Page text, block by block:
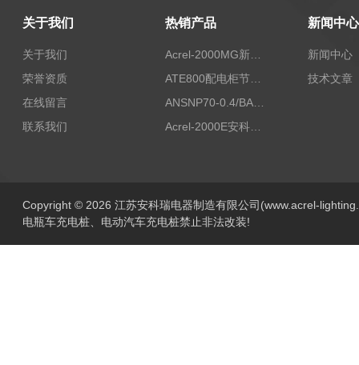
关于我们
关于我们
荣誉资质
在线留言
联系我们
热销产品
Acrel-2000MG新能源消纳安科瑞微电网能量管理系统
ATE800配电柜节点无线测温/表带捆绑/无源感应取电
ANSNP70-0.4/BANSNP中线安防保护器 治理三相不平衡
Acrel-2000E安科瑞Acrel配电室综合监控系统
新闻中心
新闻中心
技术文章
Copyright © 2026 江苏安科瑞电器制造有限公司(www.acrel-
电瓶车充电桩、电动汽车充电桩禁止非法改装!